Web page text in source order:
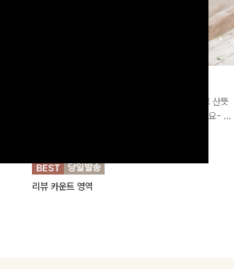
[청순무드/체형커버]꾸안꾸 무드의 정석🤍 가볍고 산뜻
한 착용감으로 여름 내내 손이 자주 가는 원피스예요- 은
리뷰 카운트 영역